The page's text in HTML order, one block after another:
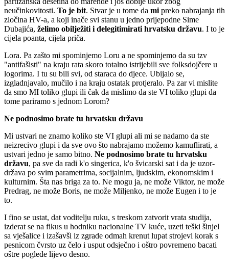
neučinkovitosti. To je bit. Stvar je u tome da mi preko nabrajanja tih
zločina HV-a, a koji inače svi stanu u jedno prijepodne Sime
Dubajića, želimo obilježiti i delegitimirati hrvatsku državu. I to je
cijela poanta, cijela priča.
Lora. Pa zašto mi spominjemo Loru a ne spominjemo da su tzv
"antifašisti" na kraju rata skoro totalno istrijebili sve folksdojčere u
logorima. I tu su bili svi, od staraca do djece. Ubijalo se,
izgladnjavalo, mučilo i na kraju ostatak protjeralo. Pa zar vi mislite
da smo MI toliko glupi ili čak da mislimo da ste VI toliko glupi da
tome pariramo s jednom Lorom?
Ne podnosimo brate tu hrvatsku državu
Mi ustvari ne znamo koliko ste VI glupi ali mi se nadamo da ste
neizrecivo glupi i da sve ovo što nabrajamo možemo kamuflirati, a
ustvari jedno je samo bitno. Ne podnosimo brate tu hrvatsku
državu, pa sve da radi k'o singerica, k'o švicarski sat i da je uzor-
država po svim parametrima, socijalnim, ljudskim, ekonomskim i
kulturnim. Šta nas briga za to. Ne mogu ja, ne može Viktor, ne može
Predrag, ne može Boris, ne može Miljenko, ne može Eugen i to je
to.
I fino se ustat, dat voditelju ruku, s treskom zatvorit vrata studija,
izderat se na fikus u hodniku nacionalne TV kuće, uzeti teški šinjel
sa vješalice i izašavši iz zgrade odmah krenut lupat strojevi korak s
pesnicom čvrsto uz čelo i usput odsječno i oštro povremeno bacati
oštre poglede lijevo desno.